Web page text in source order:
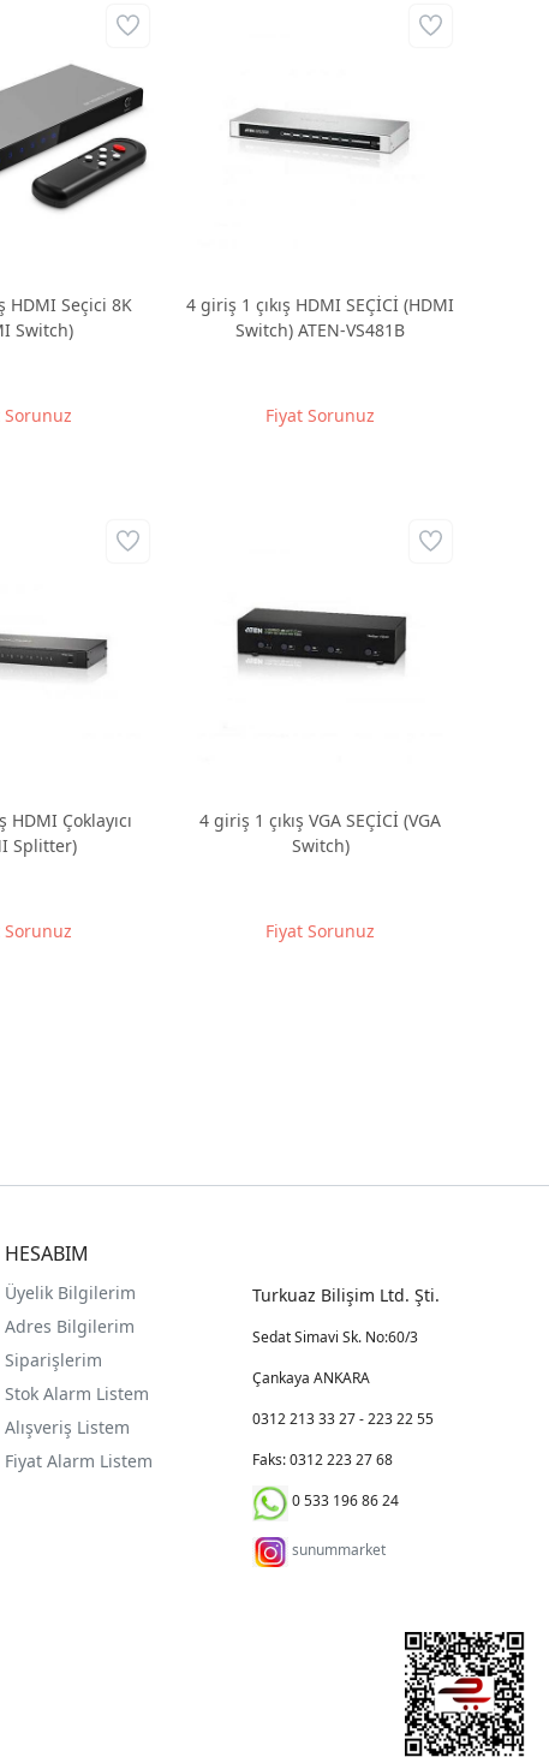
HDMI Seçici 8K
Switch)
Sorunuz
4 giriş 1 çıkış HDMI SEÇİCİ (HDMI
Switch) ATEN-VS481B
Fiyat Sorunuz
HDMI Çoklayıcı
Splitter)
Sorunuz
4 giriş 1 çıkış VGA SEÇİCİ (VGA
Switch)
Fiyat Sorunuz
HESABIM
Üyelik Bilgilerim
Adres Bilgilerim
Siparişlerim
Stok Alarm Listem
Alışveriş Listem
Fiyat Alarm Listem
Turkuaz Bilişim Ltd. Şti.
Sedat Simavi Sk. No:60/3
Çankaya ANKARA
0312 213 33 27 - 223 22 55
Faks: 0312 223 27 68
0 533 196 86 24
sunummarket